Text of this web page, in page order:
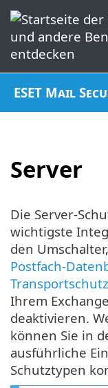
ESET Mail
Server
Die Server-
wichtigste
den
Postfach-
Transportschutz
Ihrem
deaktivieren.
können Sie in
ausführliche
Schutztypen